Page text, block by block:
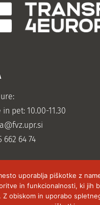
in pet: 10.00-11.30
662 64 74
uporablja piškotke z
in funkcionalnosti, ki jih
Z obiskom in uporabo